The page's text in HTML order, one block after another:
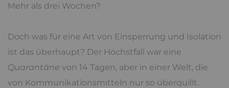
Mehr als drei Wochen?
Doch was für eine Art von Einsperrung und Isolation
ist das überhaupt? Der Höchstfall war eine
Quarantäne von 14 Tagen, aber in einer Welt, die
von Kommunikationsmitteln nur so überquillt.